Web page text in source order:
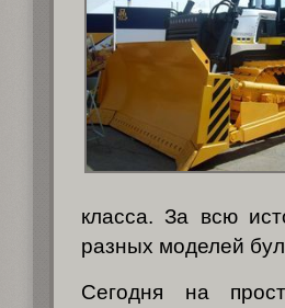
класса. За всю
разных моделей
Сегодня на